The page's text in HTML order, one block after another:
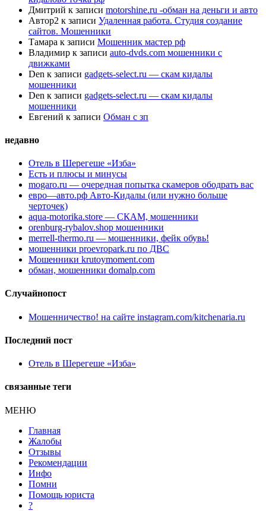
Дмитрий к записи motorshine.ru -обман на деньги и авто
Автор2 к записи Удаленная работа. Студия создание
сайтов. Мошенники
Тамара к записи Мошенник мастер рф
Владимир к записи auto-dvds.com мошенники с
движками
Den к записи gadgets-select.ru — скам кидалы
мошенники
Den к записи gadgets-select.ru — скам кидалы
мошенники
Евгений к записи Обман с зп
недавно
Отель в Шерегеше «Изба»
Есть и плюсы и минусы
mogaro.ru — очередная попытка скамеров ободрать вас
евро—авто.рф Авто-Кидалы (или нужно больше
черточек)
aqua-motorika.store — СКАМ, мошенники
orenburg-rybalov.shop мошенники
merrell-thermo.ru — мошенники, фейк обувь!
мошенники proevropark.ru по ДВС
Мошенники krutoymoment.com
обман, мошенники domalp.com
Случайнопост
Мошенничество! на сайте instagram.com/kitchenaria.ru
Последний пост
Отель в Шерегеше «Изба»
связанные теги
МЕНЮ
Главная
Жалобы
Отзывы
Рекомендации
Инфо
Помни
Помощь юриста
?